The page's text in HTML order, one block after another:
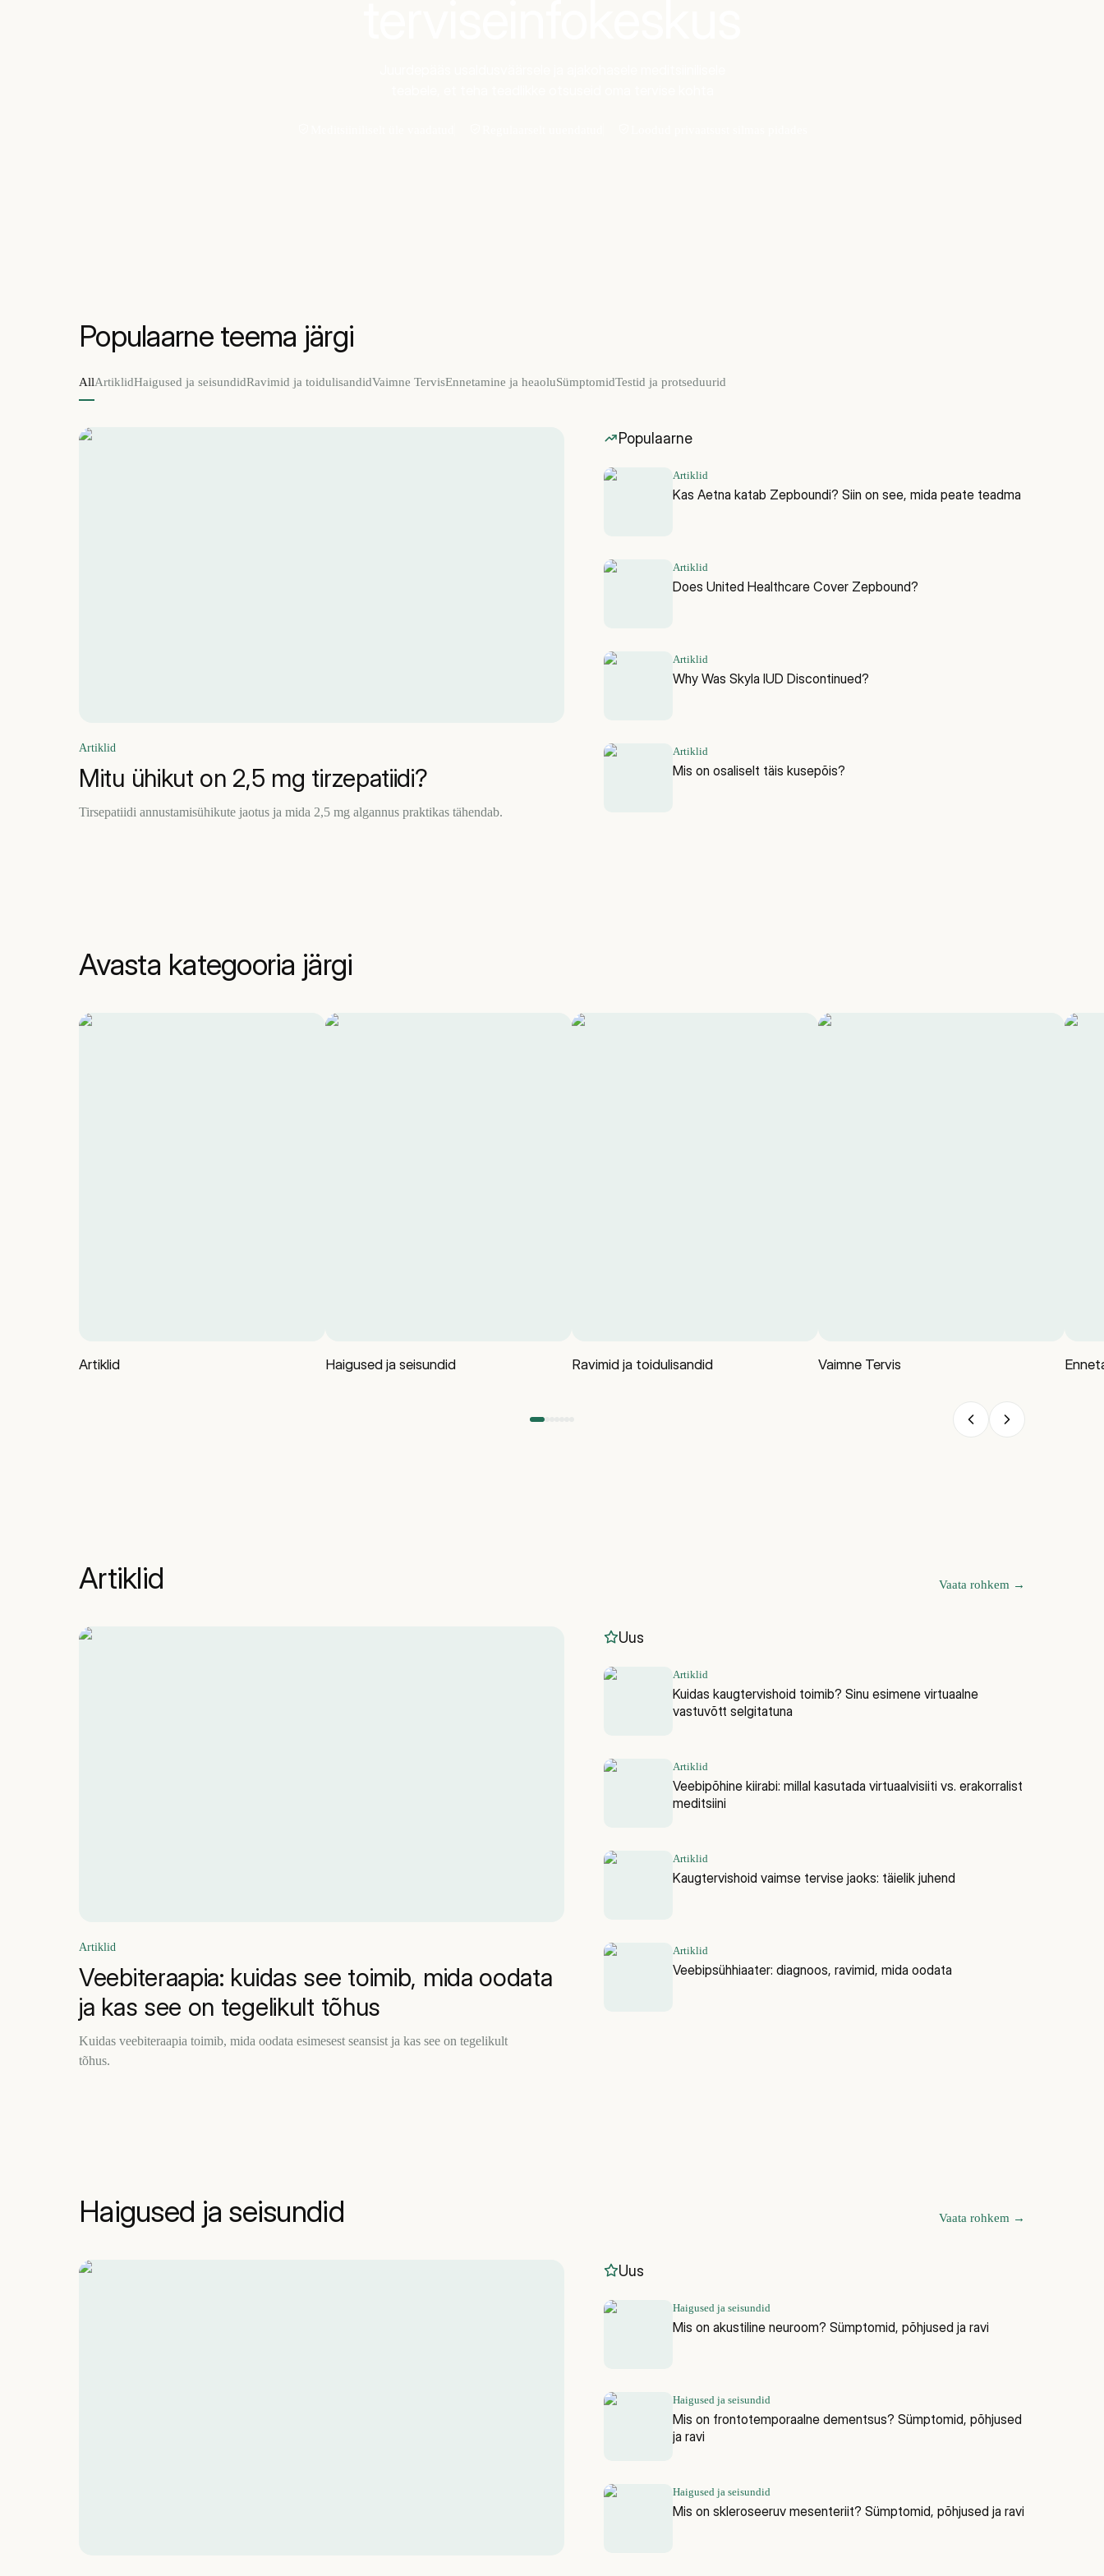
Populaarne teema järgi
AllArtiklidHaigused ja seisundidRavimid ja toidulisandidVaimne TervisEnnetamine ja heaoluSümptomidTestid ja protseduurid
Artiklid
Mitu ühikut on 2,5 mg tirzepatiidi?
Tirsepatiidi annustamisühikute jaotus ja mida 2,5 mg algannus praktikas tähendab.
Populaarne
Artiklid
Kas Aetna katab Zepboundi? Siin on see, mida peate teadma
Artiklid
Does United Healthcare Cover Zepbound?
Artiklid
Why Was Skyla IUD Discontinued?
Artiklid
Mis on osaliselt täis kusepõis?
Avasta kategooria järgi
Artiklid Haigused ja seisundid Ravimid ja toidulisandid Vaimne Tervis
Artiklid Vaata rohkem →
Artiklid
Veebiteraapia: kuidas see toimib, mida oodata
ja kas see on tegelikult tõhus
Kuidas veebiteraapia toimib, mida oodata esimesest seansist ja kas see on tegelikult
tõhus.
Uus
Artiklid
Kuidas kaugtervishoid toimib? Sinu esimene virtuaalne
vastuvõtt selgitatuna
Artiklid
Veebipõhine kiirabi: millal kasutada virtuaalvisiiti vs. erakorralist
meditsiini
Artiklid
Kaugtervishoid vaimse tervise jaoks: täielik juhend
Artiklid
Veebipsühhiaater: diagnoos, ravimid, mida oodata
Haigused ja seisundid Vaata rohkem →
Uus
Haigused ja seisundid
Mis on akustiline neuroom? Sümptomid, põhjused ja ravi
Haigused ja seisundid
Mis on frontotemporaalne dementsus? Sümptomid, põhjused
ja ravi
Haigused ja seisundid
Mis on skleroseeruv mesenteriit? Sümptomid, põhjused ja ravi